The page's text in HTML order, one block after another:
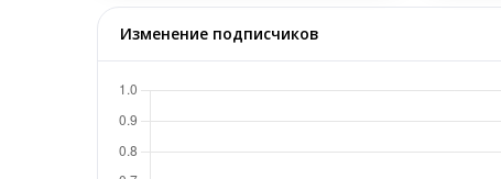
Изменение подписчиков